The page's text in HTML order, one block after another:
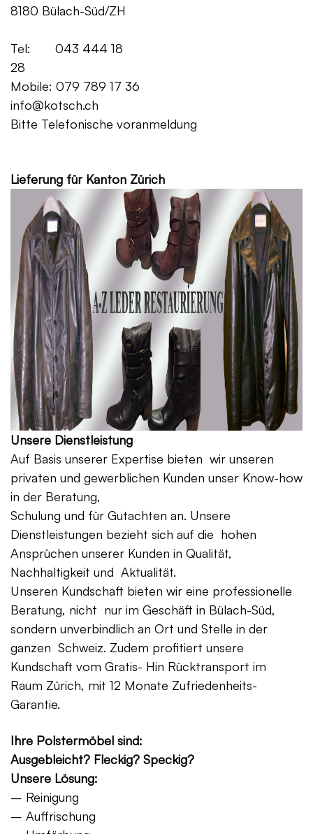
8180 Bülach-Süd/ZH
Tel: 043 444 18
28
Mobile: 079 789 17 36
info@kotsch.ch
Bitte Telefonische voranmeldung
Lieferung für Kanton Zürich
Unsere Dienstleistung
Auf Basis unserer Expertise bieten wir unseren
privaten und gewerblichen Kunden unser Know-how
in der Beratung,
Schulung und für Gutachten an. Unsere
Dienstleistungen bezieht sich auf die hohen
Ansprüchen unserer Kunden in Qualität,
Nachhaltigkeit und Aktualität.
Unseren Kundschaft bieten wir eine professionelle
Beratung, nicht nur im Geschäft in Bülach-Süd,
sondern unverbindlich an Ort und Stelle in der
ganzen Schweiz. Zudem profitiert unsere
Kundschaft vom Gratis- Hin Rücktransport im
Raum Zürich, mit 12 Monate Zufriedenheits-
Garantie.
Ihre Polstermöbel sind:
Ausgebleicht? Fleckig? Speckig?
Unsere Lösung:
– Reinigung
– Auffrischung